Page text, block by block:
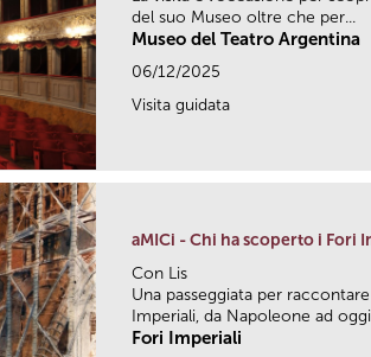
del suo Museo oltre che per...
Museo del Teatro Argentina
06/12/2025
Visita guidata
aMICi - Chi ha scoperto i Fori
Con Lis
Una passeggiata per
Imperiali, da Napoleone ad
Fori Imperiali